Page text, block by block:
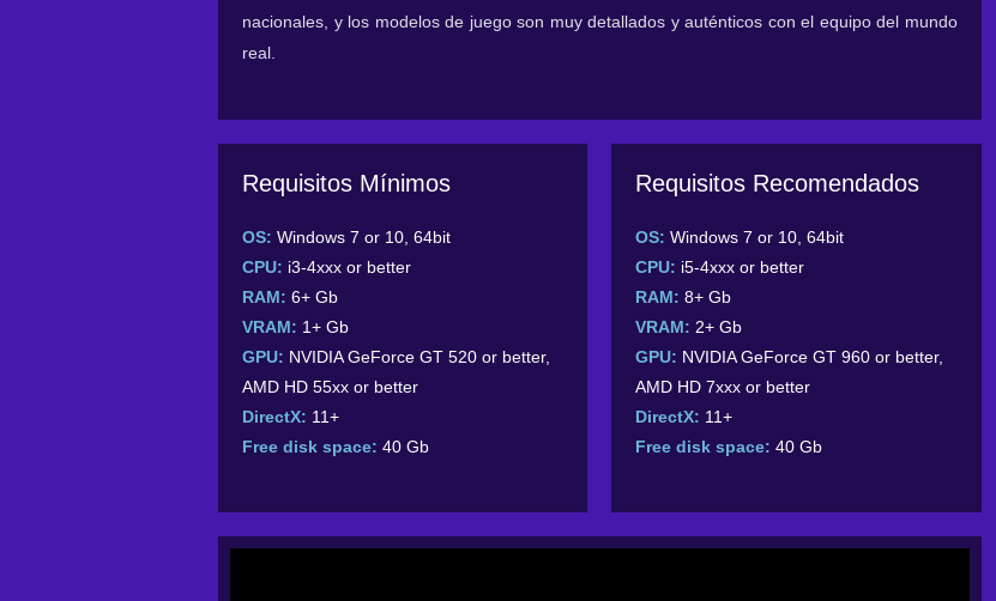
nacionales, y los modelos de juego son muy detallados y auténticos con el equipo del mundo
real.
Requisitos Mínimos
OS: Windows 7 or 10, 64bit
CPU: i3-4xxx or better
RAM: 6+ Gb
VRAM: 1+ Gb
GPU: NVIDIA GeForce GT 520 or better,
AMD HD 55xx or better
DirectX: 11+
Free disk space: 40 Gb
Requisitos Recomendados
OS: Windows 7 or 10, 64bit
CPU: i5-4xxx or better
RAM: 8+ Gb
VRAM: 2+ Gb
GPU: NVIDIA GeForce GT 960 or better,
AMD HD 7xxx or better
DirectX: 11+
Free disk space: 40 Gb